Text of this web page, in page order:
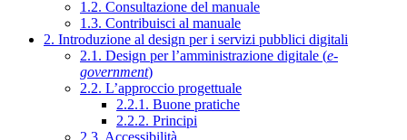
1.2. Consultazione del manuale
1.3. Contribuisci al manuale
2. Introduzione al design per i servizi pubblici digitali
2.1. Design per l’amministrazione digitale (e-
government)
2.2. L’approccio progettuale
2.2.1. Buone pratiche
2.2.2. Principi
2.3. Accessibilità